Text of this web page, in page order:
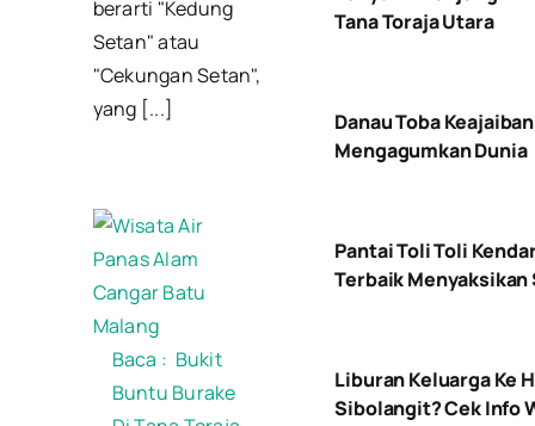
berarti "Kedung
Setan" atau
"Cekungan Setan",
yang [...]
Baca : Bukit
Buntu Burake
Tana Toraja Utara
Danau Toba
Mengagumkan Dunia
Pantai Toli Toli
Terbaik Menyaksikan
Liburan Keluarga Ke
Sibolangit? Cek Info